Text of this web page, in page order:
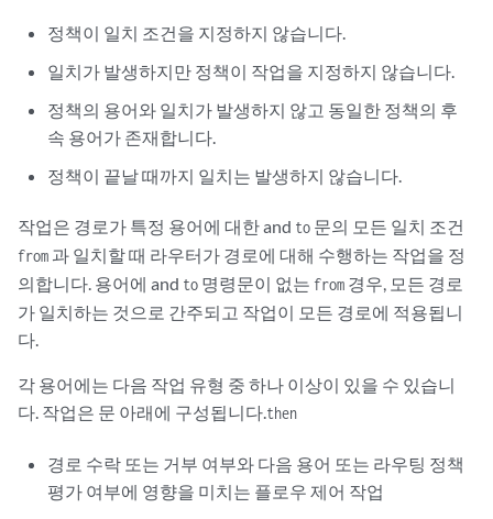
정책이 일치 조건을 지정하지 않습니다.
일치가 발생하지만 정책이 작업을 지정하지 않습니다.
정책의 용어와 일치가 발생하지 않고 동일한 정책의 후
속 용어가 존재합니다.
정책이 끝날 때까지 일치는 발생하지 않습니다.
작업은 경로가 특정 용어에 대한 and to 문의 모든 일치 조건
from 과 일치할 때 라우터가 경로에 대해 수행하는 작업을 정
의합니다. 용어에 and to 명령문이 없는 from 경우, 모든 경로
가 일치하는 것으로 간주되고 작업이 모든 경로에 적용됩니
다.
각 용어에는 다음 작업 유형 중 하나 이상이 있을 수 있습니
다. 작업은 문 아래에 구성됩니다.then
경로 수락 또는 거부 여부와 다음 용어 또는 라우팅 정책
평가 여부에 영향을 미치는 플로우 제어 작업